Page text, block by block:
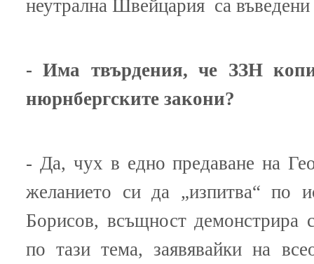
неутрална Швейцария са
- Има твърдения, че ЗЗН
нюрнбергските закони?
- Да, чух в едно предаване на
желанието си да „изпитва“ по
Борисов, всъщност демонстрира
по тази тема, заявявайки на